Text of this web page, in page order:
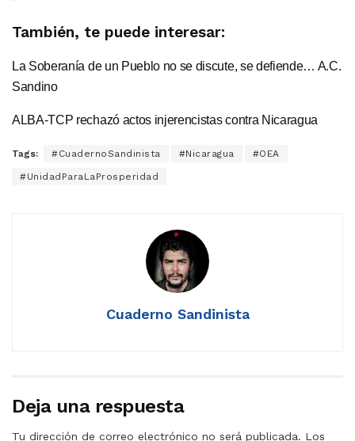
También, te puede interesar:
La Soberanía de un Pueblo no se discute, se defiende… A.C.
Sandino
ALBA-TCP rechazó actos injerencistas contra Nicaragua
Tags: #CuadernoSandinista #Nicaragua #OEA
#UnidadParaLaProsperidad
Cuaderno Sandinista
Deja una respuesta
Tu dirección de correo electrónico no será publicada. Los